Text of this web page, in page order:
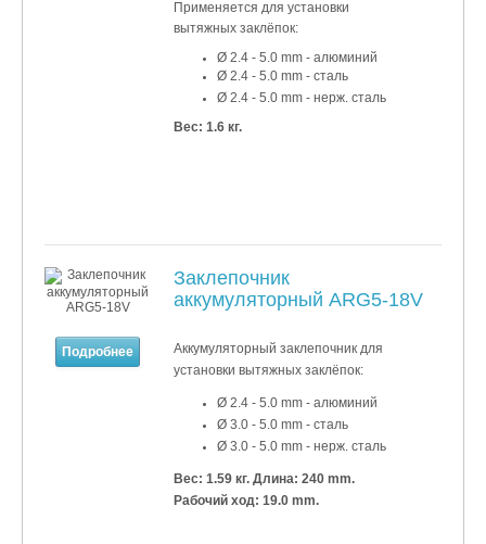
Применяется для установки
вытяжных заклёпок:
Ø 2.4 - 5.0 mm - алюминий
Ø 2.4- 5.0 mm - сталь
Ø 2.4- 5.0 mm - нерж. сталь
Вес: 1.6 кг.
Подробнее
Заклепочник
аккумуляторный ARG5-18V
Аккумуляторный заклепочник для
установки вытяжных заклёпок:
Ø 2.4 - 5.0 mm - алюминий
Ø 3.0 - 5.0 mm - сталь
Ø 3.0 - 5.0 mm - нерж. сталь
Вес: 1.59 кг. Длина: 240 mm.
Рабочий ход: 19.0 mm.